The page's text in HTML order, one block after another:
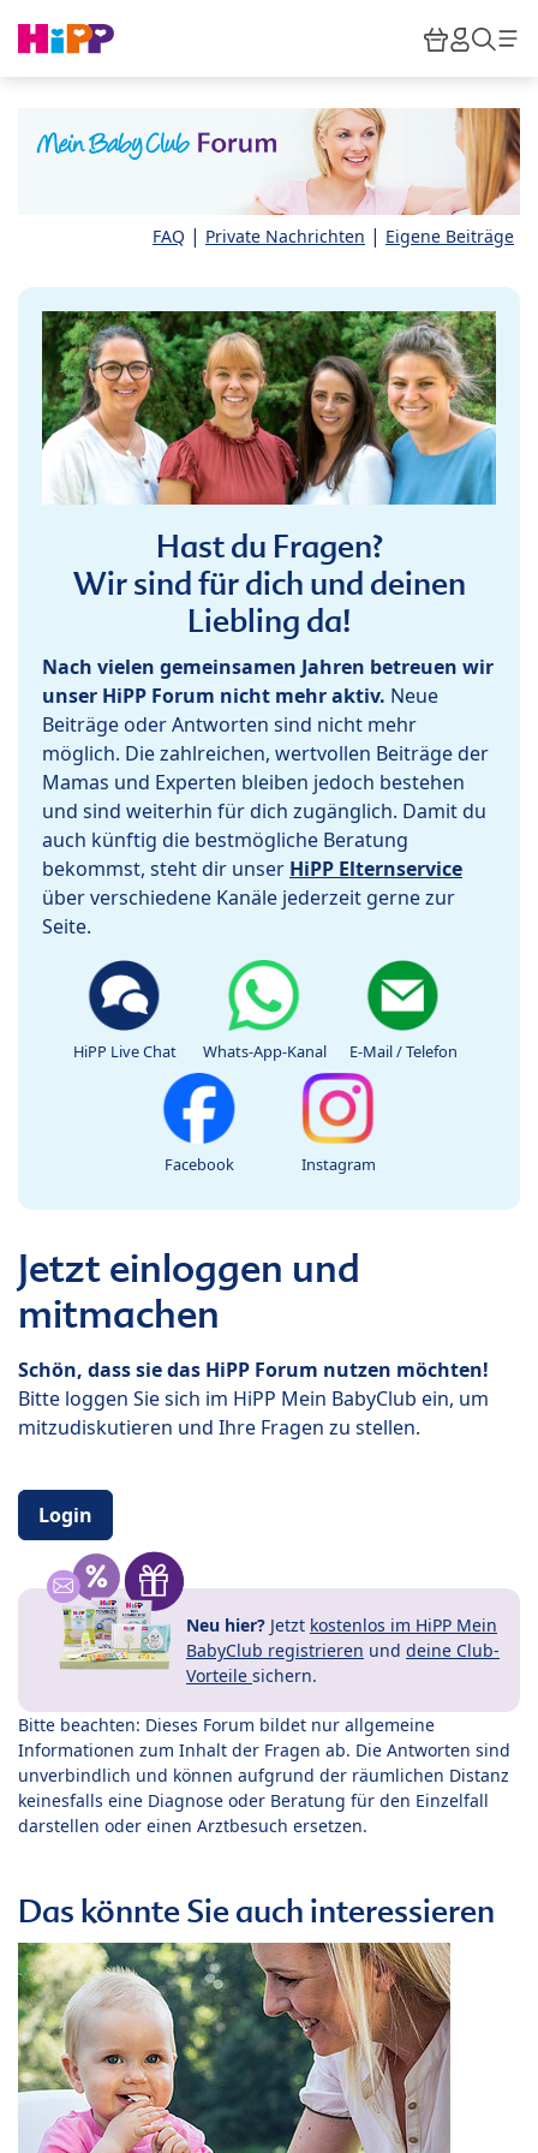
HiPP
FAQ | Private Nachrichten | Eigene Beiträge
Hast du Fragen?
Wir sind für dich und deinen
Liebling da!
Nach vielen gemeinsamen Jahren betreuen wir
unser HiPP Forum nicht mehr aktiv. Neue
Beiträge oder Antworten sind nicht mehr
möglich. Die zahlreichen, wertvollen Beiträge der
Mamas und Experten bleiben jedoch bestehen
und sind weiterhin für dich zugänglich. Damit du
auch künftig die bestmögliche Beratung
bekommst, steht dir unser HiPP Elternservice
über verschiedene Kanäle jederzeit gerne zur
Seite.
HiPP Live Chat Whats-App-Kanal E-Mail / Telefon
Facebook Instagram
Jetzt einloggen und
mitmachen
Schön, dass sie das HiPP Forum nutzen möchten!
Bitte loggen Sie sich im HiPP Mein BabyClub ein, um
mitzudiskutieren und Ihre Fragen zu stellen.
Login
Neu hier? Jetzt kostenlos im HiPP Mein
BabyClub registrieren und deine Club-
Vorteile sichern.
Bitte beachten: Dieses Forum bildet nur allgemeine
Informationen zum Inhalt der Fragen ab. Die Antworten sind
unverbindlich und können aufgrund der räumlichen Distanz
keinesfalls eine Diagnose oder Beratung für den Einzelfall
darstellen oder einen Arztbesuch ersetzen.
Das könnte Sie auch interessieren